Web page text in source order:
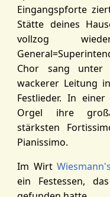
Eingangspforte
Stätte deines
vollzog
Chor sang unter
wackerer Leitung
Festlieder. In
Orgel ihre
stärksten
Pianissimo.
Im Wirt
ein Festessen,